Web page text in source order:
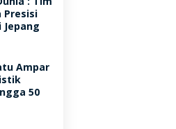
Presisi
Jepang
Ampar
50